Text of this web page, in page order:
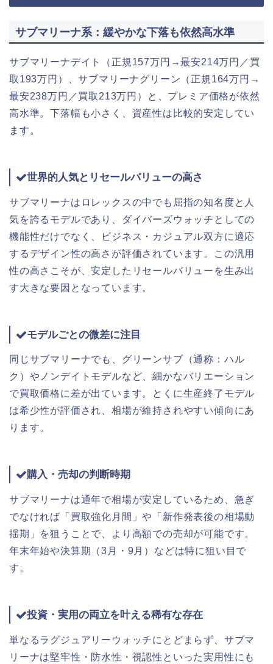
サブマリーナ系：緩やかな下落も依然高水準
サブマリーナデイト（正規157万円→最安214万円／買
取193万円）、サブマリーナグリーン（正規164万円→
最安238万円／買取213万円）と、プレミア価格が依然
高水準。下落幅も小さく、資産性は比較的安定してい
ます。
世界的人気とリセールバリューの高さ
サブマリーナはロレックスの中でも屈指の知名度と人
気を誇るモデルであり、ダイバーズウォッチとしての
機能性だけでなく、ビジネス・カジュアル双方に適応
するデザイン性の高さが評価されています。この汎用
性の高さこそが、安定したリセールバリューを生み出
す大きな要因となっています。
モデルごとの微差に注目
同じサブマリーナでも、グリーンサブ（通称：ハル
ク）やノンデイトモデルなど、細かなバリエーション
で買取価格に差が出ています。とくに生産終了モデル
は希少性が評価され、相場が維持されやすい傾向にあ
ります。
購入・売却の判断時期
サブマリーナは通年で相場が安定しているため、急ぎ
でなければ「買取強化月間」や「新作発表後の相場動
揺期」を狙うことで、より高額での売却が可能です。
年末年始や決算期（3月・9月）などは特に狙い目で
す。
投資・実用の両立を叶える稀有な存在
単なるラグジュアリーウォッチにとどまらず、サブマ
リーナは堅牢性・防水性・視認性といった実用性にも